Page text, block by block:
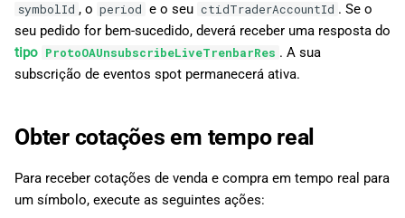
symbolId , o period e o seu ctidTraderAccountId . Se o
seu pedido for bem-sucedido, deverá receber uma resposta do
tipo ProtoOAUnsubscribeLiveTrenbarRes . A sua
subscrição de eventos spot permanecerá ativa.
Obter cotações em tempo real
Para receber cotações de venda e compra em tempo real para
um símbolo, execute as seguintes ações: